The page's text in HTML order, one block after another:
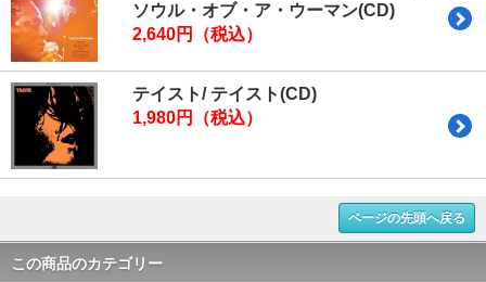
ソウル・オブ・ア・ウーマン(CD)
2,640円（税込）
テイスト/ テイスト(CD)
1,980円（税込）
ページの先頭へ戻る
この商品のカテゴリー